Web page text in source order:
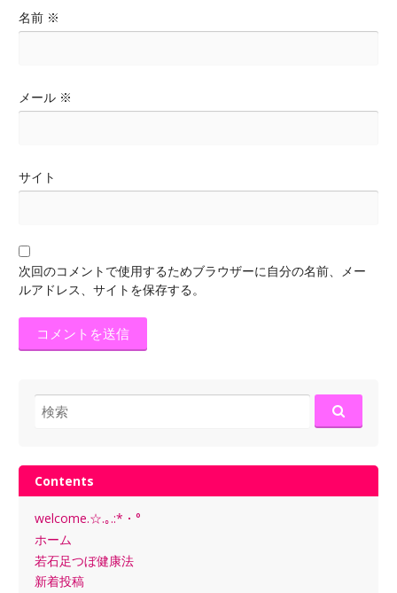
名前 ※
メール ※
サイト
次回のコメントで使用するためブラウザーに自分の名前、メー
ルアドレス、サイトを保存する。
検
索:
Contents
welcome.☆.｡.:*・°
ホーム
若石足つぼ健康法
新着投稿